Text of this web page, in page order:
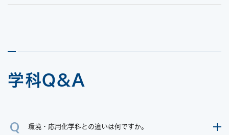
学科Q&A
環境・応用化学科との違いは何ですか。